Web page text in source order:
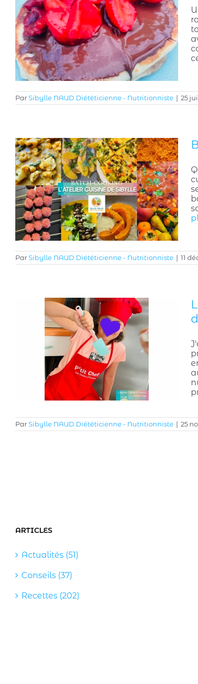
ParSibylle NAUD Diététicienne - Nutritionniste | 25
ParSibylle NAUD Diététicienne - Nutritionniste | 11
ParSibylle NAUD Diététicienne - Nutritionniste | 25
ARTICLES
Actualités (51)
Conseils (37)
Recettes (202)